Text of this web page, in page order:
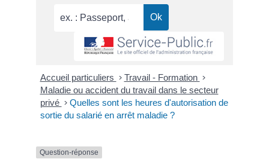
Accueil particuliers > Travail - Formation >
Maladie ou accident du travail dans le secteur
privé > Quelles sont les heures d'autorisation de
sortie du salarié en arrêt maladie ?
Question-réponse